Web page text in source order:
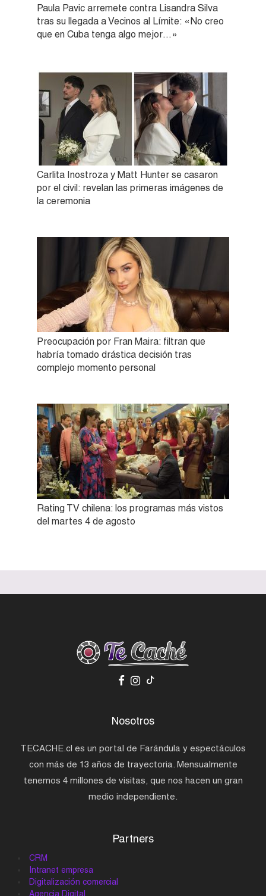
Paula Pavic arremete contra Lisandra Silva
tras su llegada a Vecinos al Límite: «No creo
que en Cuba tenga algo mejor…»
Carlita Inostroza y Matt Hunter se casaron
por el civil: revelan las primeras imágenes de
la ceremonia
Preocupación por Fran Maira: filtran que
habría tomado drástica decisión tras
complejo momento personal
Rating TV chilena: los programas más vistos
del martes 4 de agosto
Nosotros
TECACHE.cl es un portal de Farándula y espectáculos
con más de 13 años de trayectoria. Mensualmente
tenemos 4 millones de visitas, que nos hacen un gran
medio independiente.
Partners
CRM
Intranet empresa
Digitalización comercial
Agencia Digital